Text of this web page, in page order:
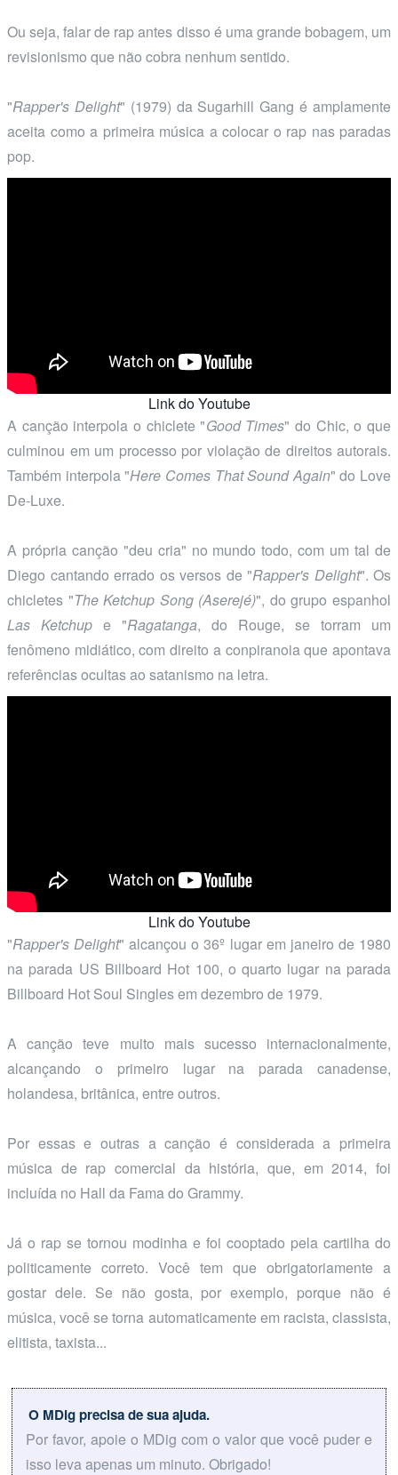
Ou seja, falar de rap antes disso é uma grande bobagem, um
revisionismo que não cobra nenhum sentido.
"Rapper's Delight" (1979) da Sugarhill Gang é amplamente
aceita como a primeira música a colocar o rap nas paradas
pop.
Link do Youtube
A canção interpola o chiclete "Good Times" do Chic, o que
culminou em um processo por violação de direitos autorais.
Também interpola "Here Comes That Sound Again" do Love
De-Luxe.
A própria canção "deu cria" no mundo todo, com um tal de
Diego cantando errado os versos de "Rapper's Delight". Os
chicletes "The Ketchup Song (Aserejé)", do grupo espanhol
Las Ketchup e "Ragatanga, do Rouge, se torram um
fenômeno midiático, com direito a conpiranoia que apontava
referências ocultas ao satanismo na letra.
Link do Youtube
"Rapper's Delight" alcançou o 36º lugar em janeiro de 1980
na parada US Billboard Hot 100, o quarto lugar na parada
Billboard Hot Soul Singles em dezembro de 1979.
A canção teve muito mais sucesso internacionalmente,
alcançando o primeiro lugar na parada canadense,
holandesa, britânica, entre outros.
Por essas e outras a canção é considerada a primeira
música de rap comercial da história, que, em 2014, foi
incluída no Hall da Fama do Grammy.
Já o rap se tornou modinha e foi cooptado pela cartilha do
politicamente correto. Você tem que obrigatoriamente a
gostar dele. Se não gosta, por exemplo, porque não é
música, você se torna automaticamente em racista, classista,
elitista, taxista...
O MDig precisa de sua ajuda.
Por favor, apoie o MDig com o valor que você puder e
isso leva apenas um minuto. Obrigado!